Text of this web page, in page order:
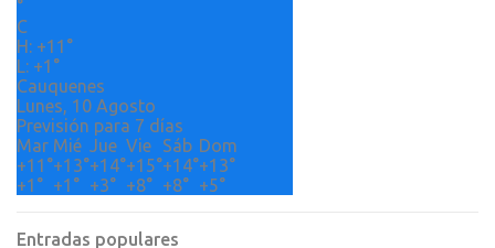
s
°
C
H: +11°
L: +1°
Cauquenes
Lunes, 10 Agosto
Previsión para 7 días
Mar Mié Jue Vie Sáb Dom
+11°+13°+14°+15°+14°+13°
+1° +1° +3° +8° +8° +5°
Entradas populares